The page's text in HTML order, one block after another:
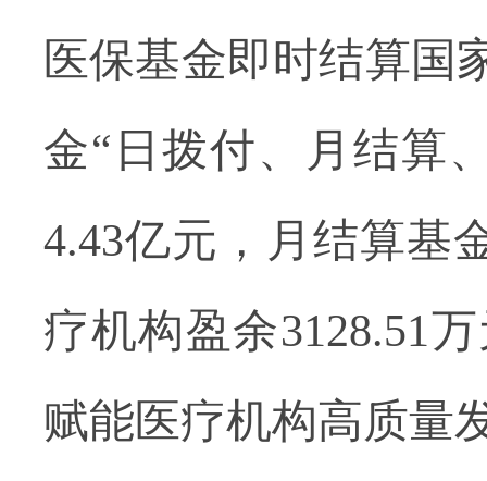
医保基金即时结算国
金“日拨付、月结算
4.43亿元，月结算基
疗机构盈余3128.51
赋能医疗机构高质量